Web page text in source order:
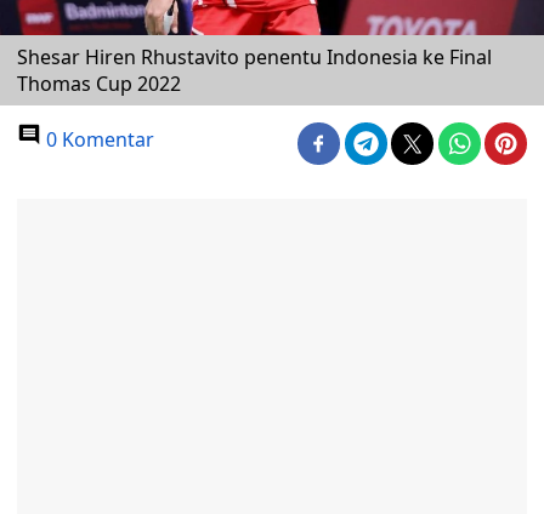
Shesar Hiren Rhustavito penentu Indonesia ke Final
Thomas Cup 2022
0 Komentar